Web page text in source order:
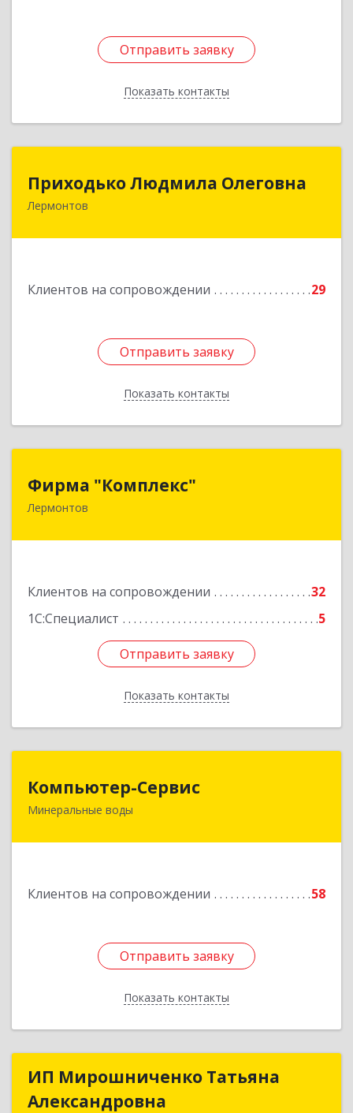
Отправить заявку
Показать контакты
Отправить заявку
Назад
Приходько Людмила Олеговна
Лермонтов
Клиентов на сопровождении 29
Отправить заявку
Показать контакты
357341, Лермонтов г, П.Лумумбы ул, дом №
Отправить заявку
Назад
Фирма "Комплекс"
Лермонтов
Клиентов на сопровождении
32
1С:Специалист
5
Отправить заявку
Показать контакты
357348, Ставропольский край, Лермонтов г,
Отправить заявку
Назад
Компьютер-Сервис
Минеральные воды
Клиентов на сопровождении 58
Отправить заявку
Показать контакты
357202, Ставропольский край, Минеральные
Отправить заявку
Назад
ИП Мирошниченко Татьяна
Александровна
ИП Мирошниченко Татьяна